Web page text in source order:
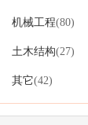
机械工程(80)
土木结构(27)
其它(42)